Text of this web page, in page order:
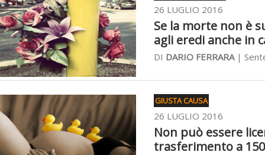
26 LUGLIO 2016
Se la morte non è
agli eredi anche in
DI DARIO FERRARA|
GIUSTA CAUSA
26 LUGLIO 2016
Non può essere
trasferimento a